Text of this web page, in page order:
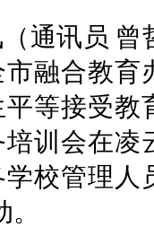
通讯员
融合教
等接受
训会在
校管理